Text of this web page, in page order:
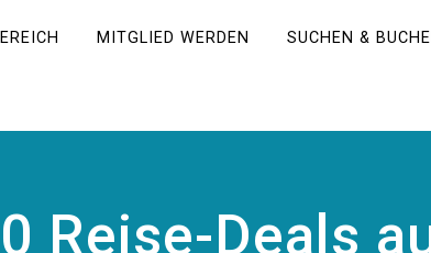
MITGLIED WERDEN SUCHEN &
Reise-Deals